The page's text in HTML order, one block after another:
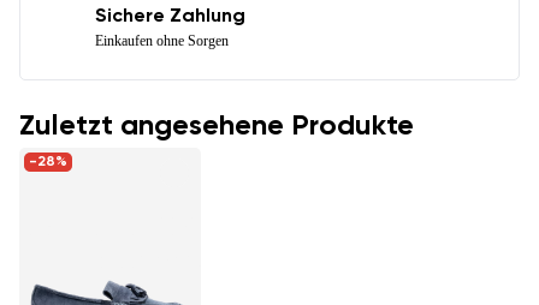
Sichere Zahlung
Einkaufen ohne Sorgen
Zuletzt angesehene Produkte
-28%